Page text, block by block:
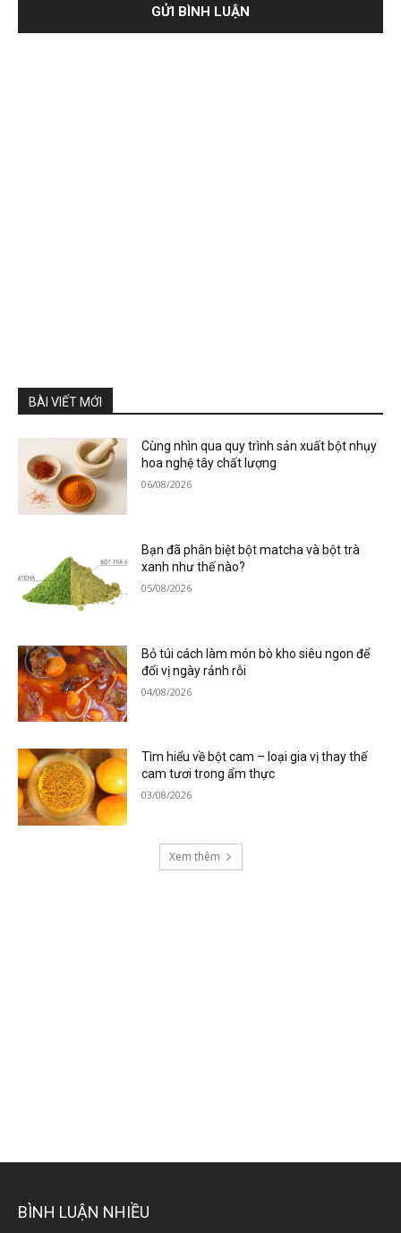
BÀI VIẾT MỚI
Cùng nhìn qua quy trình sản xuất bột nhụy
hoa nghệ tây chất lượng
06/08/2026
Bạn đã phân biệt bột matcha và bột trà
xanh như thế nào?
05/08/2026
Bỏ túi cách làm món bò kho siêu ngon để
đổi vị ngày rảnh rỗi
04/08/2026
Tìm hiểu về bột cam – loại gia vị thay thế
cam tươi trong ẩm thực
03/08/2026
Xem thêm
BÌNH LUẬN NHIỀU